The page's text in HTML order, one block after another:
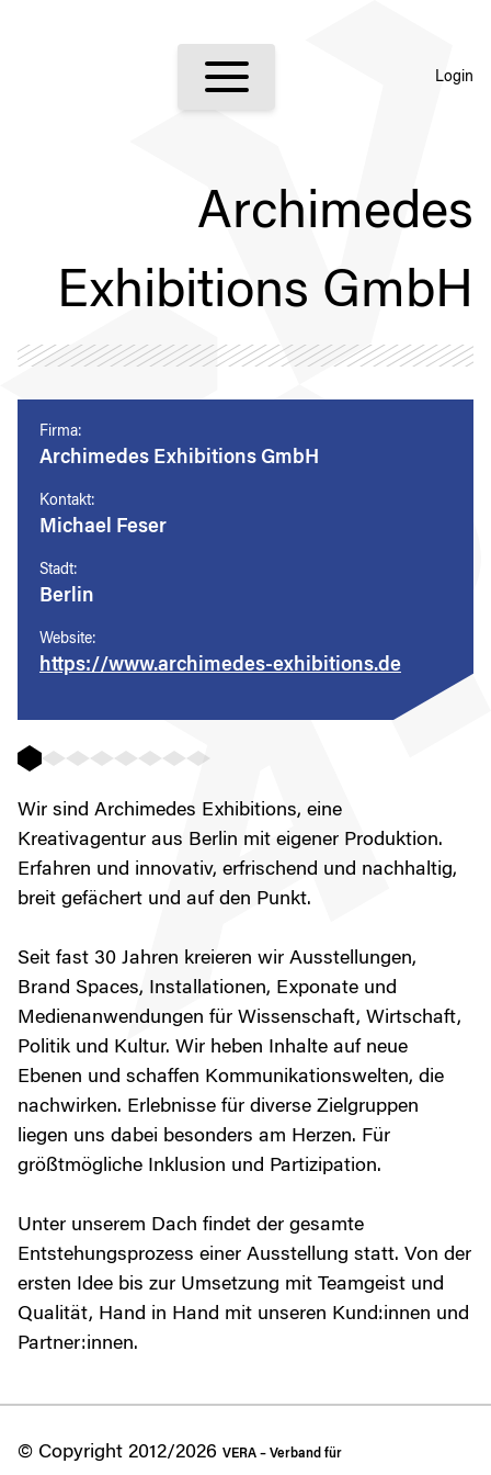
Login
Archimedes
Exhibitions GmbH
Firma:
Archimedes Exhibitions GmbH
Kontakt:
Michael Feser
Stadt:
Berlin
Website:
https://www.archimedes-exhibitions.de
Wir sind Archimedes Exhibitions, eine
Kreativagentur aus Berlin mit eigener Produktion.
Erfahren und innovativ, erfrischend und nachhaltig,
breit gefächert und auf den Punkt.
Seit fast 30 Jahren kreieren wir Ausstellungen,
Brand Spaces, Installationen, Exponate und
Medienanwendungen für Wissenschaft, Wirtschaft,
Politik und Kultur. Wir heben Inhalte auf neue
Ebenen und schaffen Kommunikationswelten, die
nachwirken. Erlebnisse für diverse Zielgruppen
liegen uns dabei besonders am Herzen. Für
größtmögliche Inklusion und Partizipation.
Unter unserem Dach findet der gesamte
Entstehungsprozess einer Ausstellung statt. Von der
ersten Idee bis zur Umsetzung mit Teamgeist und
Qualität, Hand in Hand mit unseren Kund:innen und
Partner:innen.
© Copyright 2012/2026 VERA – Verband für